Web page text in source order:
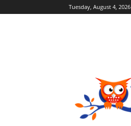
Tuesday, August 4, 2026